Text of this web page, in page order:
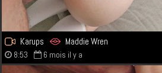
Karups Maddie Wren
8:53 6 mois il y a